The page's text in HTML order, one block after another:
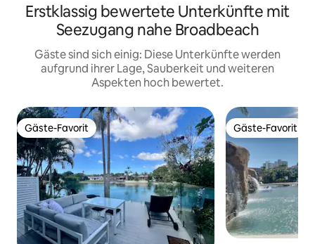
Erstklassig bewertete Unterkünfte mit
Seezugang nahe Broadbeach
Gäste sind sich einig: Diese Unterkünfte werden
aufgrund ihrer Lage, Sauberkeit und weiteren
Aspekten hoch bewertet.
Gäste-Favorit
Gäste-Favorit Gäste-Favorit
Gäste-Favorit